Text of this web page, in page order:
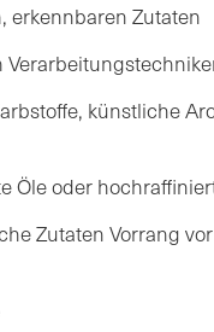
erkennbaren Zutaten
künstliche
Öle oder
Zutaten Vorrang